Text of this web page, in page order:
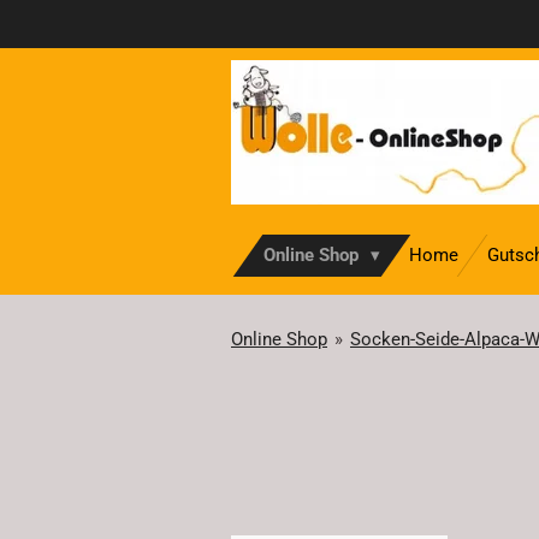
Online Shop Home
Online Shop » Socken-Seide-Alpaca-